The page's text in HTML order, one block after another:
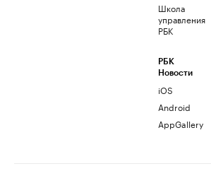
Школа
управления
РБК
РБК
Новости
iOS
Android
AppGallery